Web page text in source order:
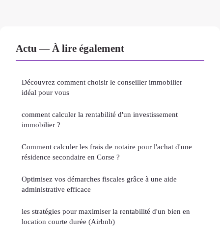
Actu — À lire également
Découvrez comment choisir le conseiller immobilier
idéal pour vous
comment calculer la rentabilité d'un investissement
immobilier ?
Comment calculer les frais de notaire pour l'achat d'une
résidence secondaire en Corse ?
Optimisez vos démarches fiscales grâce à une aide
administrative efficace
les stratégies pour maximiser la rentabilité d'un bien en
location courte durée (Airbnb)